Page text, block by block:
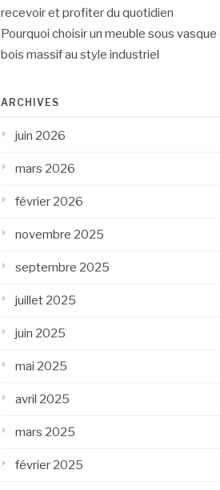
recevoir et profiter du quotidien
Pourquoi choisir un meuble sous vasque
bois massif au style industriel
ARCHIVES
juin 2026
mars 2026
février 2026
novembre 2025
septembre 2025
juillet 2025
juin 2025
mai 2025
avril 2025
mars 2025
février 2025